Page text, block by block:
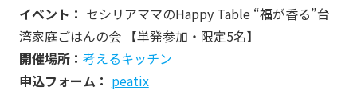
イベント： セシリアママのHappy Table “福が香る”台
湾家庭ごはんの会 【単発参加・限定5名】
開催場所： 考えるキッチン
申込フォーム： peatix